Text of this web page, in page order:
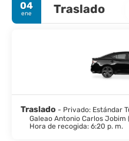
04
ene Traslado
Traslado - Privado: Estándar
Galeao Antonio Carlos Jobim
Hora de recogida: 6:20 p. m.